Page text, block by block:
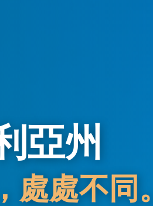
亞州
處處不同。